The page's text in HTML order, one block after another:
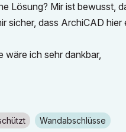
Lösung? Mir ist bewusst,
sicher, dass ArchiCAD
wäre ich sehr dankbar,
Wandabschlüsse